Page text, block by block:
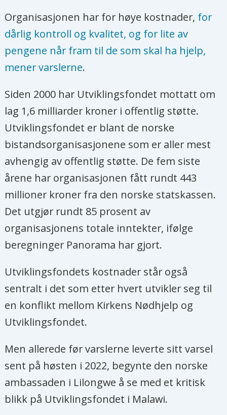
Organisasjonen har for høye kostnader, for
dårlig kontroll og kvalitet, og for lite av
pengene når fram til de som skal ha hjelp,
mener varslerne.
Siden 2000 har Utviklingsfondet mottatt om
lag 1,6 milliarder kroner i offentlig støtte.
Utviklingsfondet er blant de norske
bistandsorganisasjonene som er aller mest
avhengig av offentlig støtte. De fem siste
årene har organisasjonen fått rundt 443
millioner kroner fra den norske statskassen.
Det utgjør rundt 85 prosent av
organisasjonens totale inntekter, ifølge
beregninger Panorama har gjort.
Utviklingsfondets kostnader står også
sentralt i det som etter hvert utvikler seg til
en konflikt mellom Kirkens Nødhjelp og
Utviklingsfondet.
Men allerede før varslerne leverte sitt varsel
sent på høsten i 2022, begynte den norske
ambassaden i Lilongwe å se med et kritisk
blikk på Utviklingsfondet i Malawi.